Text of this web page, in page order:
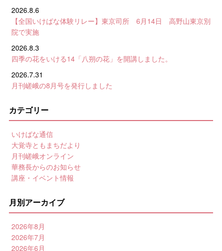
2026.8.6
【全国いけばな体験リレー】東京司所 6月14日 高野山東京別
院で実施
2026.8.3
四季の花をいける14「八朔の花」を開講しました。
2026.7.31
月刊嵯峨の8月号を発行しました
カテゴリー
いけばな通信
大覚寺ともまちだより
月刊嵯峨オンライン
華務長からのお知らせ
講座・イベント情報
月別アーカイブ
2026年8月
2026年7月
2026年6月